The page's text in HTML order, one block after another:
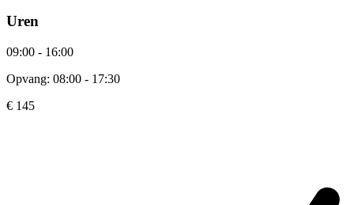
Uren
09:00 - 16:00
Opvang: 08:00 - 17:30
€ 145